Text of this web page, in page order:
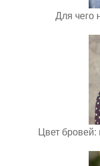
Для чего
Цвет бровей: